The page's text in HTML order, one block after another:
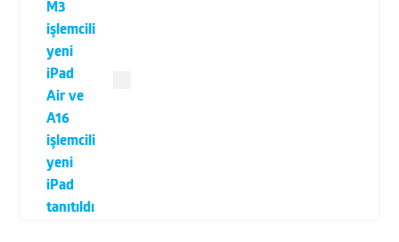
M3
işlemcili
yeni
iPad
Air ve
A16
işlemcili
yeni
iPad
tanıtıldı